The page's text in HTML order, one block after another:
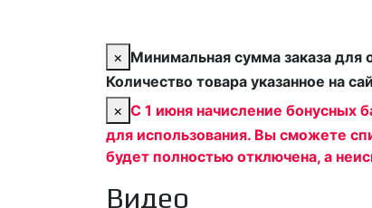
× Минимальная сумма заказа
Количество товара указанное на
× С 1 июня начисление бонусных
для использования. Вы сможете
будет полностью отключена, а
Видео